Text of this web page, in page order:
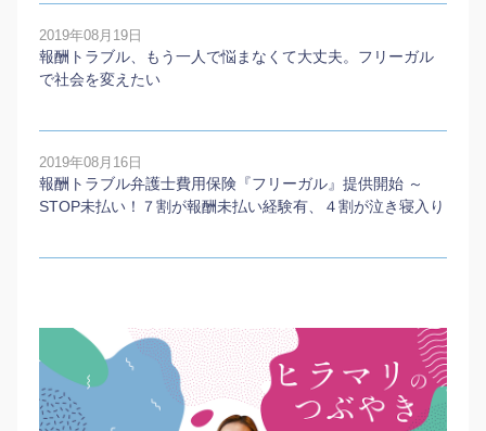
2019年08月19日
報酬トラブル、もう一人で悩まなくて大丈夫。フリーガル
で社会を変えたい
2019年08月16日
報酬トラブル弁護士費用保険『フリーガル』提供開始 ～
STOP未払い！７割が報酬未払い経験有、４割が泣き寝入り